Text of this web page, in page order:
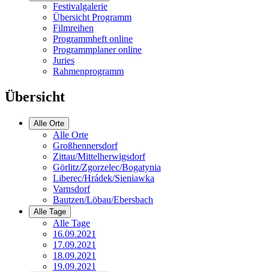
Festivalgalerie
Übersicht Programm
Filmreihen
Programmheft online
Programmplaner online
Juries
Rahmenprogramm
Übersicht
Alle Orte
Alle Orte
Großhennersdorf
Zittau/Mittelherwigsdorf
Görlitz/Zgorzelec/Bogatynia
Liberec/Hrádek/Sieniawka
Varnsdorf
Bautzen/Löbau/Ebersbach
Alle Tage
Alle Tage
16.09.2021
17.09.2021
18.09.2021
19.09.2021